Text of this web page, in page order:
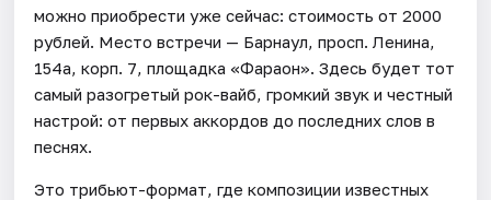
можно приобрести уже сейчас: стоимость от 2000
рублей. Место встречи — Барнаул, просп. Ленина,
154а, корп. 7, площадка «Фараон». Здесь будет тот
самый разогретый рок-вайб, громкий звук и честный
настрой: от первых аккордов до последних слов в
песнях.
Это трибьют-формат, где композиции известных